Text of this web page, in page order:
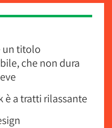
un titolo
che non dura
è a tratti rilassante